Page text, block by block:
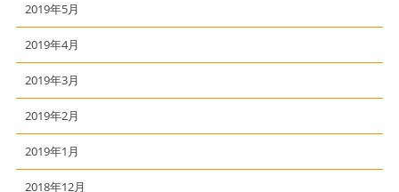
2019年5月
2019年4月
2019年3月
2019年2月
2019年1月
2018年12月